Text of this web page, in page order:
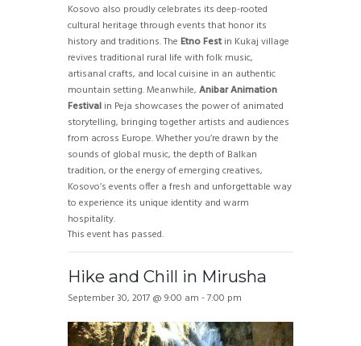
Kosovo also proudly celebrates its deep-rooted
cultural heritage through events that honor its
history and traditions. The Etno Festin Kukaj village
revives traditional rural life with folk music,
artisanal crafts, and local cuisine in an authentic
mountain setting. Meanwhile, Anibar Animation
Festival in Peja showcases the power of animated
storytelling, bringing together artists and audiences
from across Europe. Whether you’re drawn by the
sounds of global music, the depth of Balkan
tradition, or the energy of emerging creatives,
Kosovo’s events offer a fresh and unforgettable way
to experience its unique identity and warm
hospitality.
This event has passed.
Hike and Chill in Mirusha
September 30, 2017 @ 9:00 am -7:00 pm